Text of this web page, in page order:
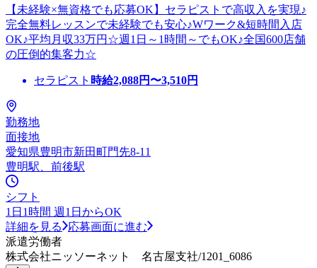
【未経験×無資格でも応募OK】セラピストで高収入を実現♪
完全無料レッスンで未経験でも安心♪Wワーク&短時間入店
OK♪平均月収33万円☆週1日～1時間～でもOK♪全国600店舗
の圧倒的集客力☆
セラピスト 時給2,088円〜3,510円
勤務地
面接地
愛知県豊明市新田町門先8-11
豊明駅、前後駅
シフト
1日1時間 週1日からOK
詳細を見る
応募画面に進む
派遣労働者
株式会社ニッソーネット 名古屋支社/1201_6086